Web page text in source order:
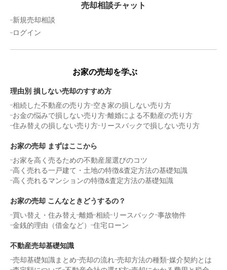
売却相談チャット
新規売却相談
ログイン
お家の売却を学ぶ
理由別 損しない売却のすすめ方
相続した不動産の売り方 空き家の損しない売り方
お金の悩みで損しない売り方 離婚による不動産の売り方
住み替えの損しない売り方 リースバックで損しない売り方
お家の売却 まずはここから
お家を高く売るための不動産屋選びのコツ
高く売れる一戸建て・土地の特徴&査定方法の基礎知識
高く売れるマンションの特徴&査定方法の基礎知識
お家の売却 こんなときどうするの？
買い替え・住み替え
離婚 相続 リースバック 事故物件
金銭的理由（借金など）
住宅ローン
不動産売却基礎知識
売却基礎知識まとめ 売却の流れ 売却方法の種類 媒介契約とは